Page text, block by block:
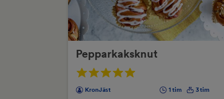
Pepparkaksknut
KronJäst 1 tim 3 tim